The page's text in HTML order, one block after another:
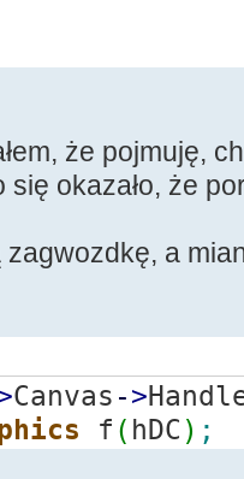
że pojmuję,
się okazało, że
zagwozdkę, a
Canvas ->
f ( hDC ) ;